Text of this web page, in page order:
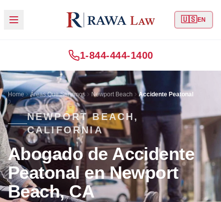
🇺🇸EN
1-844-444-1400
Home Áreas Que Servimos Newport Beach Accidente Peatonal
NEWPORT BEACH,
CALIFORNIA
Abogado de Accidente
Peatonal en Newport
Beach, CA